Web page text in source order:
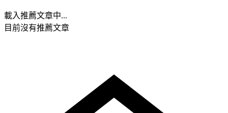
載入推薦文章中...
目前沒有推薦文章